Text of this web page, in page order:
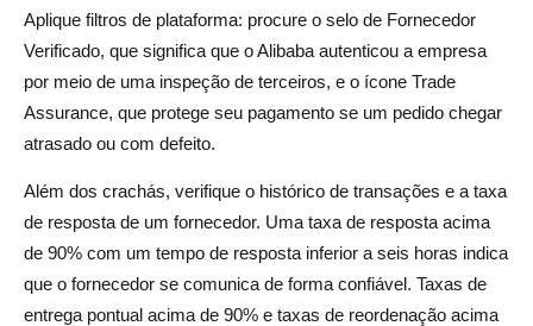
Aplique filtros de plataforma: procure o selo de Fornecedor
Verificado, que significa que o Alibaba autenticou a empresa
por meio de uma inspeção de terceiros, e o ícone Trade
Assurance, que protege seu pagamento se um pedido chegar
atrasado ou com defeito.
Além dos crachás, verifique o histórico de transações e a taxa
de resposta de um fornecedor. Uma taxa de resposta acima
de 90% com um tempo de resposta inferior a seis horas indica
que o fornecedor se comunica de forma confiável. Taxas de
entrega pontual acima de 90% e taxas de reordenação acima